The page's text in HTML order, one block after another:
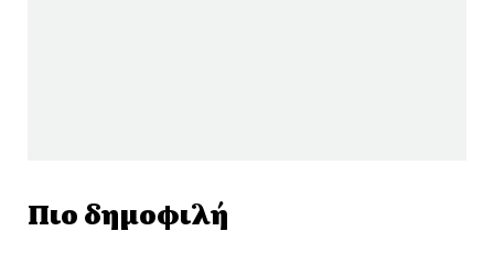
Πιο δημοφιλή